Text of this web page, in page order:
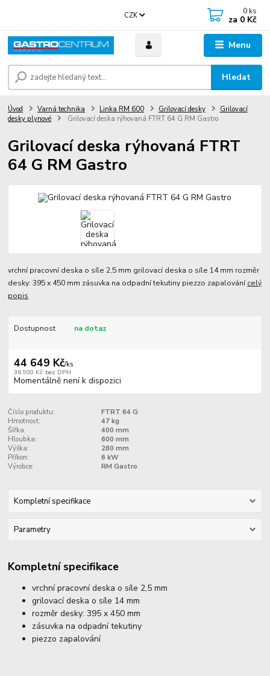
Menu
CZK
Hledat
0 ks
za 0 Kč
Úvod Varná technika Linka RM 600 Grilovací desky
Grilovací
desky plynové
Grilovací deska rýhovaná FTRT 64 G RM Gastro
Grilovací deska rýhovaná FTRT
64 G RM Gastro
vrchní pracovní deska o síle 2,5 mm grilovací deska o síle 14 mm rozměr
desky: 395 x 450 mm zásuvka na odpadní tekutiny piezzo zapalovánícelý
popis
Dostupnost na dotaz
44 649 Kč/ks
36 900 Kč bez DPH
Momentálně není k dispozici
Číslo produktu:
FTRT 64 G
Hmotnost:
47 kg
Šířka:
400 mm
Hloubka:
600 mm
Výška:
280 mm
Příkon:
6 kW
Výrobce:
RM Gastro
Kompletní specifikace
Parametry
Kompletní specifikace
vrchní pracovní deska o síle 2,5 mm
grilovací deska o síle 14 mm
rozměr desky: 395 x 450 mm
zásuvka na odpadní tekutiny
piezzo zapalování